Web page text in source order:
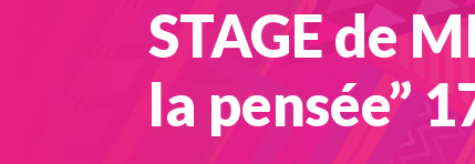
STAGE de
la pensée”